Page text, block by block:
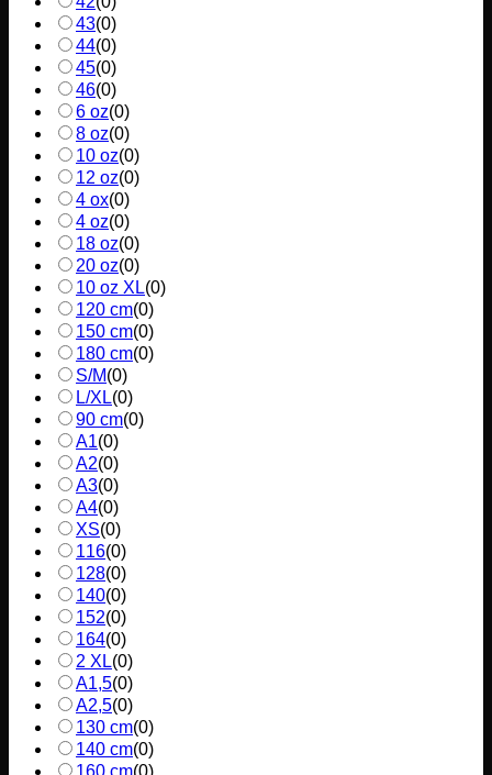
43(0)
44(0)
45(0)
46(0)
6 oz(0)
8 oz(0)
10 oz(0)
12 oz(0)
4 ox(0)
4 oz(0)
18 oz(0)
20 oz(0)
10 oz XL(0)
120 cm(0)
150 cm(0)
180 cm(0)
S/M(0)
L/XL(0)
90 cm(0)
A1(0)
A2(0)
A3(0)
A4(0)
XS(0)
116(0)
128(0)
140(0)
152(0)
164(0)
2 XL(0)
A1,5(0)
A2,5(0)
130 cm(0)
140 cm(0)
160 cm(0)